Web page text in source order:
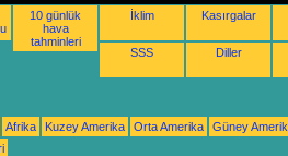
10 günlük
hava
tahminleri
İklim Kasırgalar
SSS Diller
Afrika Kuzey Amerika Orta Amerika
Güney